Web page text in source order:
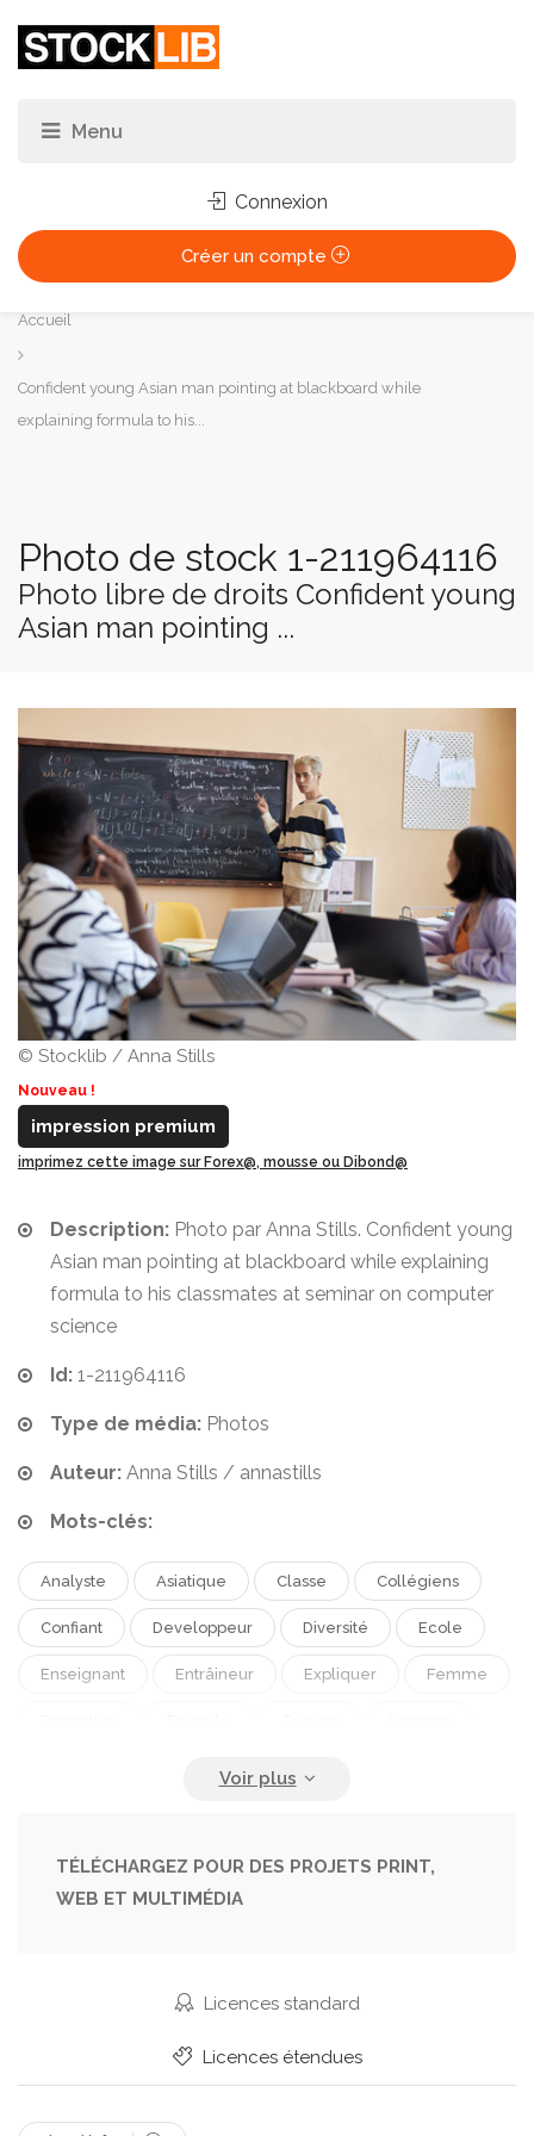
Connexion
Créer un compte
Vous
êtes
ici :
Accueil
Confident young Asian man pointing at blackboard while
explaining formula to his...
Photo de stock 1-211964116
Photo libre de droits Confident young
Asian man pointing ...
© Stocklib / Anna Stills
Nouveau !
impression premium
imprimez cette image sur Forex@, mousse ou Dibond@
Description: Photo par Anna Stills. Confident young
Asian man pointing at blackboard while explaining
formula to his classmates at seminar on computer
science
Id: 1-211964116
Type de média: Photos
Auteur: Anna Stills / annastills
Mots-clés:
Analyste Asiatique Classe Collégiens
Confiant Developpeur Diversité Ecole
Enseignant Entrâineur Expliquer Femme
Sciences Seminaire Tableau Noir
Travail D Équipe Université
TÉLÉCHARGEZ POUR DES PROJETS PRINT,
WEB ET MULTIMÉDIA
Licences standard
Licences étendues